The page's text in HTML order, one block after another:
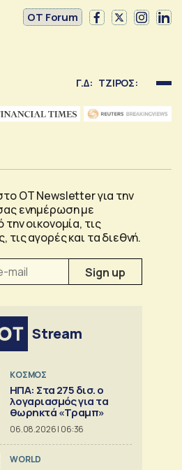
OT Forum
Γ.Δ: ΤΖΙΡΟΣ:
OT Newsletter για την
ενημέρωση με
οικονομία, τις
τις αγορές και τα διεθνή.
Stream
ΚΟΣΜΟΣ
ΗΠΑ: Στα 275 δισ. ο
λογαριασμός για τα
θωρηκτά «Τραμπ»
06.08.2026 | 06:36
WORLD